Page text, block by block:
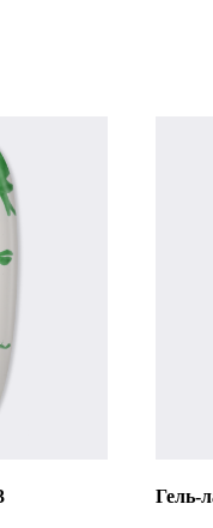
Гель-